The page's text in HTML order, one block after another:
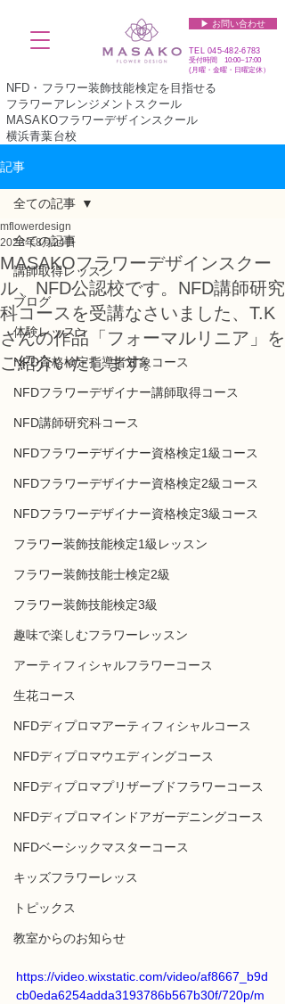
▶︎ お問い合わせ
TEL045-482-6783
受付時間 10:00~17:00​​​
(​月曜・金曜・日曜定休）
NFD・フラワー装飾技能検定を目指せる
フラワーアレンジメントスクール
MASAKOフラワーデザインスクール
横浜青葉台校
記事
全ての記事
講師取得レッスン
ブログ
体験レッスン
NFD資格検定指導者対象コース
NFDフラワーデザイナー講師取得コース
NFD講師研究科コース
NFDフラワーデザイナー資格検定1級コース
NFDフラワーデザイナー資格検定2級コース
NFDフラワーデザイナー資格検定3級コース
フラワー装飾技能検定1級レッスン
フラワー装飾技能士検定2級
フラワー装飾技能検定3級
趣味で楽しむフラワーレッスン
アーティフィシャルフラワーコース
生花コース
NFDディプロマアーティフィシャルコース
NFDディプロマウエディングコース
NFDディプロマプリザーブドフラワーコース
NFDディプロマインドアガーデニングコース
NFDベーシックマスターコース
キッズフラワーレッス
トピックス
教室からのお知らせ
全ての記事
MASAKOフラワーデザインスクー
ル、NFD公認校です。NFD講師研究
科コースを受講なさいました、T.K
さんの作品「フォーマルリニア」を
ご紹介いたします。
mflowerdesign
2023年8月24日
https://video.wixstatic.com/video/af8667_b9d
cb0eda6254adda3193786b567b30f/720p/m